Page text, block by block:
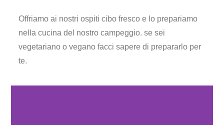
Offriamo ai nostri ospiti cibo fresco e lo prepariamo
nella cucina del nostro campeggio. se sei
vegetariano o vegano facci sapere di prepararlo per
te.